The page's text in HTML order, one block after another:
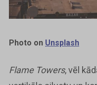
Photo on Unsplash
Flame Towers, vēl